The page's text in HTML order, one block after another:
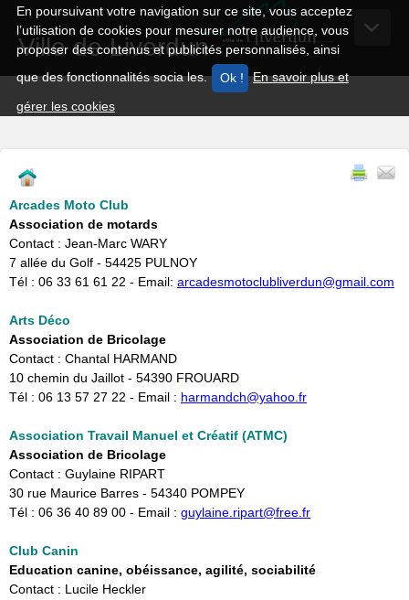
En poursuivant votre navigation sur ce site, vous acceptez
l’utilisation de cookies pour mesurer notre audience, vous
proposer des contenus et publicités personnalisés, ainsi
que des fonctionnalités socia les.
En savoir plus et
gérer les cookies
Ville de Liverdun
Arcades Moto Club
Association de motards
Contact : Jean-Marc WARY
7 allée du Golf - 54425 PULNOY
Tél : 06 33 61 61 22 - Email: arcadesmotoclubliverdun@gmail.com​
Arts Déco
Association de Bricolage
Contact : Chantal HARMAND
10 chemin du Jaillot - 54390 FROUARD
Tél : 06 13 57 27 22 - Email : harmandch@yahoo.fr
Association Travail Manuel et Créatif (ATMC)
Association de Bricolage
Contact : Guylaine RIPART
30 rue Maurice Barres - 54340 POMPEY
Tél : 06 36 40 89 00 - Email : guylaine.ripart@free.fr
Club Canin
Education canine, obéissance, agilité, sociabilité
Contact : Lucile Heckler